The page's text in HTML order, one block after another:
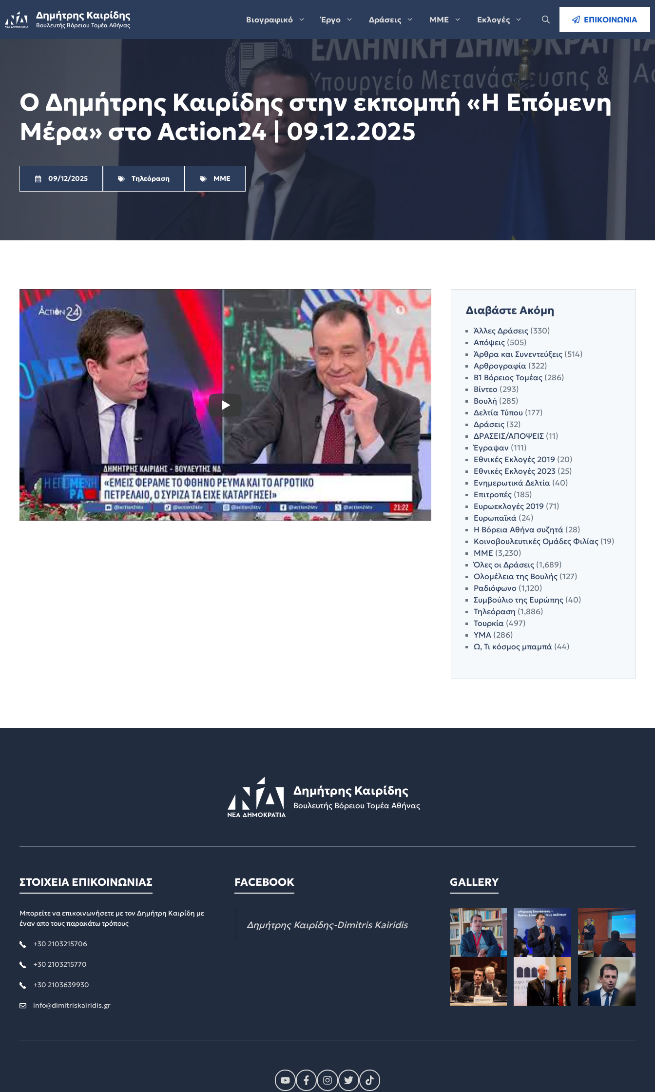
to
content
Δημήτρης Καιρίδης
Βουλευτής Βόρειου Τομέα Αθήνας
Βιογραφικό Έργο Δράσεις ΜΜΕ Εκλογές ΕΠΙΚΟΙΝΩΝΙΑ
Ο Δημήτρης Καιρίδης στην εκπομπή «Η Επόμενη
Μέρα» στο Action24 | 09.12.2025
09/12/2025 Τηλεόραση ΜΜΕ
Διαβάστε Ακόμη
Άλλες Δράσεις(330)
Απόψεις(505)
Άρθρα και Συνεντεύξεις(514)
Αρθρογραφία(322)
Β1 Βόρειος Τομέας(286)
Βίντεο (293)
Βουλή (285)
Δελτία Τύπου(177)
Δράσεις(32)
ΔΡΑΣΕΙΣ/ΑΠΟΨΕΙΣ(11)
Έγραψαν (111)
Εθνικές Εκλογές 2019 (20)
Εθνικές Εκλογές 2023(25)
Ενημερωτικά Δελτία(40)
Επιτροπές(185)
Ευρωεκλογές 2019 (71)
Ευρωπαϊκά(24)
Η Βόρεια Αθήνα συζητά(28)
Κοινοβουλευτικές Ομάδες Φιλίας(19)
ΜΜΕ (3,230)
Όλες οι Δράσεις(1,689)
Ολομέλεια της Βουλής(127)
Ραδιόφωνο (1,120)
Συμβούλιο της Ευρώπης(40)
Τηλεόραση (1,886)
Τουρκία(497)
ΥΜΑ(286)
Ω, Τι κόσμος μπαμπά(44)
Δημήτρης Καιρίδης
Βουλευτής Βόρειου Τομέα Αθήνας
ΣΤΟΙΧΕΙΑ ΕΠΙΚΟΙΝΩΝΙΑΣ
Μπορείτε να επικοινωνήσετε με τον Δημήτρη Καιρίδη με
έναν απο τους παρακάτω τρόπους
+30 2103215706
+30 2103215770
+30 2103639930
info@dimitriskairidis.gr
FACEBOOK
Δημήτρης Καιρίδης-Dimitris Kairidis
GALLERY